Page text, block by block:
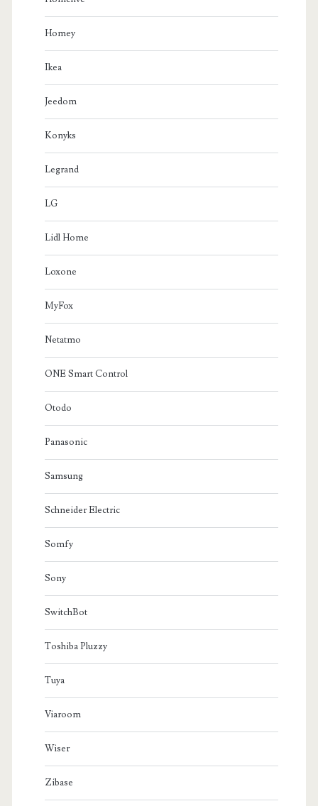
Homey
Ikea
Jeedom
Konyks
Legrand
LG
Lidl Home
Loxone
MyFox
Netatmo
ONE Smart Control
Otodo
Panasonic
Samsung
Schneider Electric
Somfy
Sony
SwitchBot
Toshiba Pluzzy
Tuya
Viaroom
Wiser
Zibase